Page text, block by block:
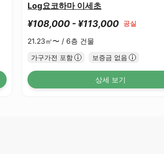
Log요코하마 이세초
¥108,000 - ¥113,000 공실
21.23㎡〜 / 6층 건물
가구가전 포함 보증금 없음
상세 보기